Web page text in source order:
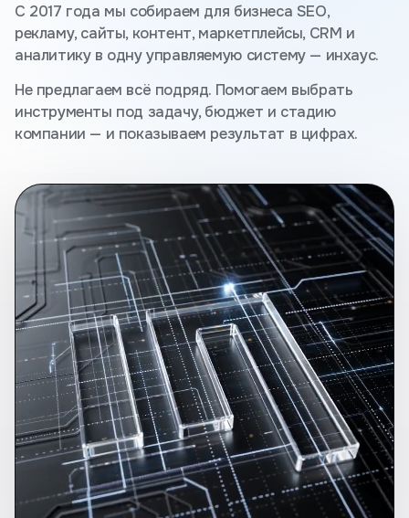
С 2017 года мы собираем для бизнеса SEO,
рекламу, сайты, контент, маркетплейсы, CRM и
аналитику в одну управляемую систему — инхаус.
Не предлагаем всё подряд. Помогаем выбрать
инструменты под задачу, бюджет и стадию
компании — и показываем результат в цифрах.